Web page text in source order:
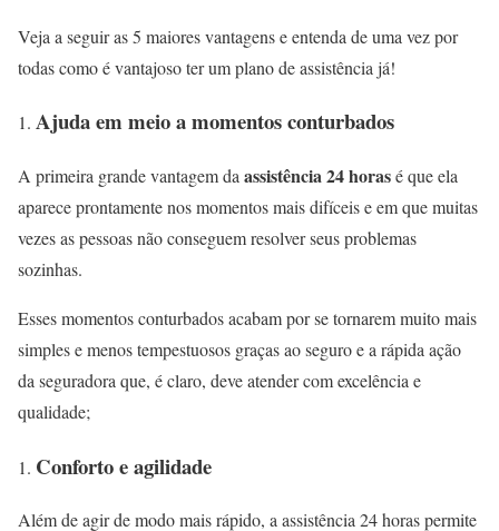
Veja a seguir as 5 maiores vantagens e entenda de uma vez por
todas como é vantajoso ter um plano de assistência já!
Ajuda em meio a momentos conturbados
A primeira grande vantagem da assistência 24 horasé que ela
aparece prontamente nos momentos mais difíceis e em que muitas
vezes as pessoas não conseguem resolver seus problemas
sozinhas.
Esses momentos conturbados acabam por se tornarem muito mais
simples e menos tempestuosos graças ao seguro e a rápida ação
da seguradora que, é claro, deve atender com excelência e
qualidade;
Conforto e agilidade
Além de agir de modo mais rápido, a assistência 24 horas permite